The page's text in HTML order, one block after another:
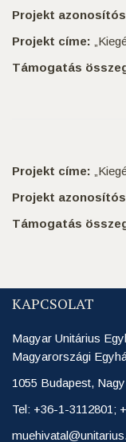
Projekt
Projekt címe:
Támogatás
Projekt címe:
Projekt
Támogatás
KAPCSOLAT
Magyar Unitárius
Magyarországi
1055 Budapest,
Tel: +36-1-3112801;